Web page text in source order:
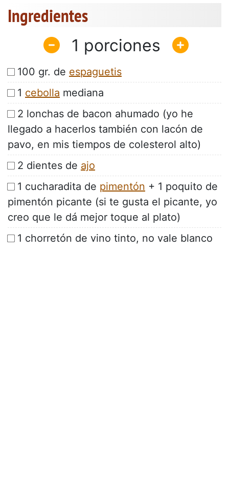
Ingredientes
1
100 gr. de espaguetis
1 cebolla mediana
2 lonchas de bacon ahumado (yo he
llegado a hacerlos también con lacón de
pavo, en mis tiempos de colesterol alto)
2 dientes de ajo
1 cucharadita de pimentón + 1 poquito de
pimentón picante (si te gusta el picante, yo
creo que le dá mejor toque al plato)
1 chorretón de vino tinto, no vale blanco